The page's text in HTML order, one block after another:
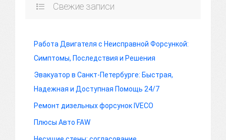
Свежие записи
Работа Двигателя с Неисправной Форсункой:
Симптомы, Последствия и Решения
Эвакуатор в Санкт-Петербурге: Быстрая,
Надежная и Доступная Помощь 24/7
Ремонт дизельных форсунок IVECO
Плюсы Авто FAW